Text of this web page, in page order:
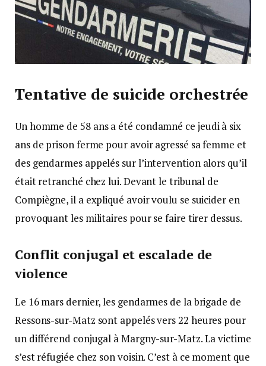
Tentative de suicide orchestrée
Un homme de 58 ans a été condamné ce jeudi à six
ans de prison ferme pour avoir agressé sa femme et
des gendarmes appelés sur l’intervention alors qu’il
était retranché chez lui. Devant le tribunal de
Compiègne, il a expliqué avoir voulu se suicider en
provoquant les militaires pour se faire tirer dessus.
Conflit conjugal et escalade de
violence
Le 16 mars dernier, les gendarmes de la brigade de
Ressons-sur-Matz sont appelés vers 22 heures pour
un différend conjugal à Margny-sur-Matz. La victime
s’est réfugiée chez son voisin. C’est à ce moment que